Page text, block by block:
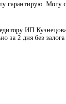
гарантирую. Могу
ИП
за 2 дня без